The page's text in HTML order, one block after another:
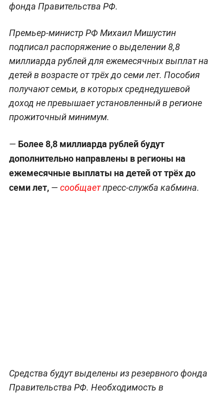
фонда Правительства РФ.
Премьер-министр РФ Михаил Мишустин
подписал распоряжение о выделении 8,8
миллиарда рублей для ежемесячных выплат на
детей в возрасте от трёх до семи лет. Пособия
получают семьи, в которых среднедушевой
доход не превышает установленный в регионе
прожиточный минимум.
— Более 8,8 миллиарда рублей будут
дополнительно направлены в регионы на
ежемесячные выплаты на детей от трёх до
семи лет,— сообщаетпресс-служба кабмина.
Средства будут выделены из резервного фонда
Правительства РФ. Необходимость в